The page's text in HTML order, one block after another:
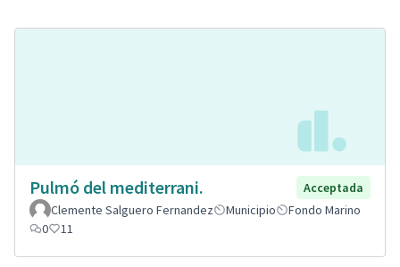
Pulmó del mediterrani.
Acceptada
Clemente Salguero Fernandez
Municipio
Fondo Marino
0
11